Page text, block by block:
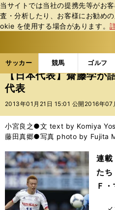
当サイトでは当社の提携先等がお
査・分析したり、お客様にお勧め
okie を使⽤する場合があります。
サッカー 競馬 ゴルフ
ス
ポ
ル
バ
サッカーの記事一覧
【日本代表】齋藤学が
代表
2013年01月21日 15:01 公開 2016年07
小宮良之●文 text by Komiya
藤田真郷●写真 photo by Fujita
連載
た
Ｆ